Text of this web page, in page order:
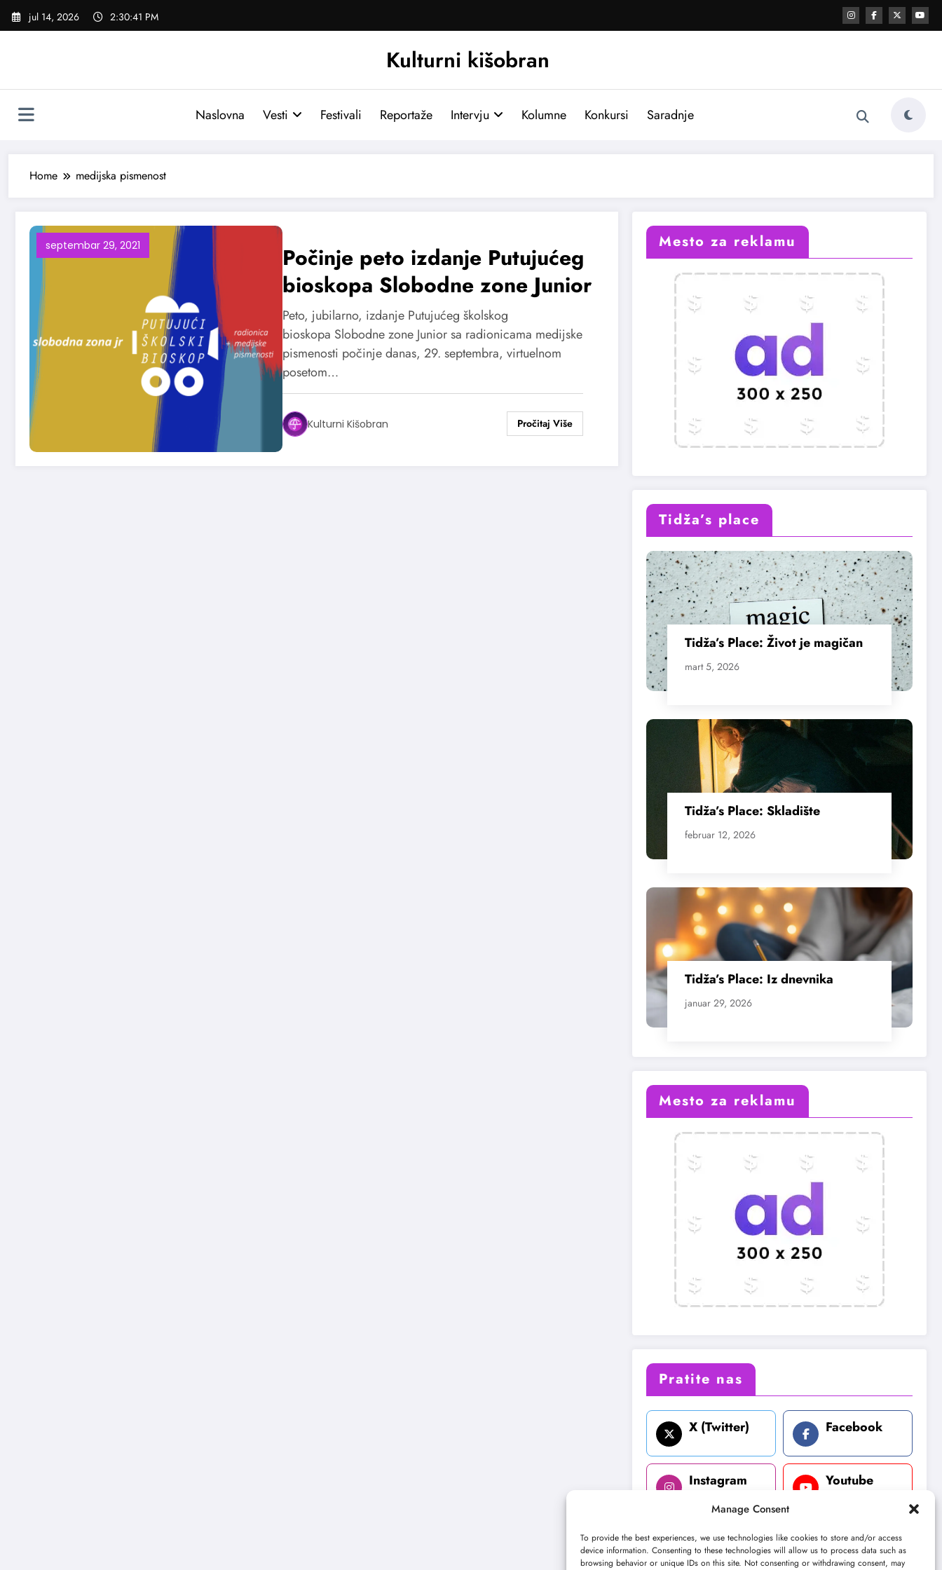
Manage Consent
To provide the best experiences, we use technologies like cookies to store and/or access
device information. Consenting to these technologies will allow us to process data such as
browsing behavior or unique IDs on this site. Not consenting or withdrawing consent, may
Skoči
jul 14, 2026 2:30:41 PM
Kulturni kišobran
Naslovna Vesti Festivali Reportaže Intervju Kolumne Konkursi Saradnje
Home medijska pismenost
septembar 29, 2021
Počinje peto izdanje Putujućeg
bioskopa Slobodne zone Junior
Peto, jubilarno, izdanje Putujućeg školskog
bioskopa Slobodne zone Junior sa radionicama medijske
pismenosti počinje danas, 29. septembra, virtuelnom
posetom…
Kulturni Kišobran
Mesto za reklamu
Tidža’s place
Tidža’s Place: Život je magičan
mart 5, 2026
Tidža’s Place: Skladište
februar 12, 2026
Tidža’s Place: Iz dnevnika
januar 29, 2026
Mesto za reklamu
Pratite nas
X (Twitter) Facebook
Instagram Youtube
LinkedIn